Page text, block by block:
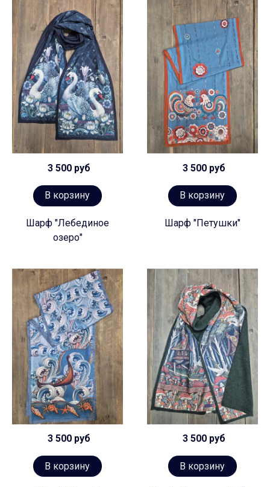
3 500 руб
В корзину
Шарф "Лебединое
озеро"
3 500 руб
В корзину
Шарф "Петушки"
3 500 руб
В корзину
3 500 руб
В корзину